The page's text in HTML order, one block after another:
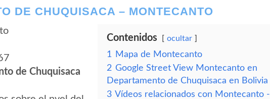
DE CHUQUISACA – MONTECANTO
de Chuquisaca
Contenidos ocultar
1
Mapa de Montecanto
2 Google Street View Montecanto en
Departamento de Chuquisaca en Bolivia
3 Vídeos relacionados con Montecanto -